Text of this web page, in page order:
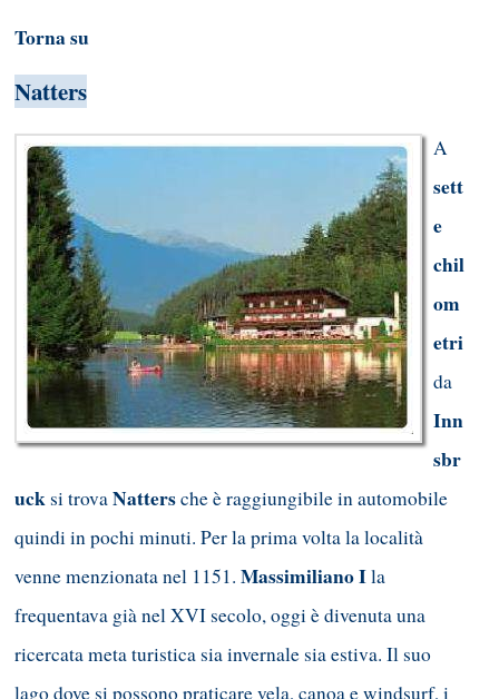
Torna su
Natters
A
sett
e
chil
om
etri
da
Inn
sbr
ucksi trovaNattersche è raggiungibile in automobile
quindi in pochiminuti. Per la prima volta la località
venne menzionata nel 1151. Massimiliano Ila
frequentava già nel XVI secolo, oggi è divenuta una
ricercata meta turistica sia invernale sia estiva. Il suo
lago dove si possono praticare vela, canoa e windsurf, i